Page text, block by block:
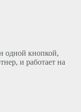
одной кнопкой,
и работает на